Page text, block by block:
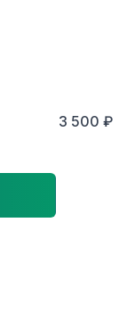
3 500 ₽